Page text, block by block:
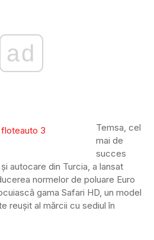
ad
Temsa, cel
mai de
succes
autocare din Turcia, a lansat
normelor de poluare Euro
gama Safari HD, un model
reușit al mărcii cu sediul în